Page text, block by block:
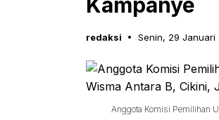
redaksi Senin, 29 Januari
Anggota Komisi Pemilihan